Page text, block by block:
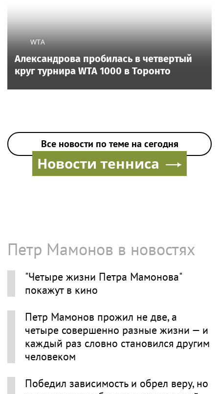
WTA
Александрова пробилась в четвертый
круг турнира WTA 1000 в Торонто
Все новости по теме на сегодня